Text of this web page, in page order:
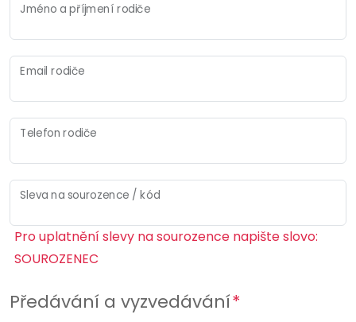
Jméno a příjmení rodiče
Email rodiče
Telefon rodiče
Sleva na sourozence / kód
Pro uplatnění slevy na sourozence napište slovo:
SOUROZENEC
Předávání a vyzvedávání